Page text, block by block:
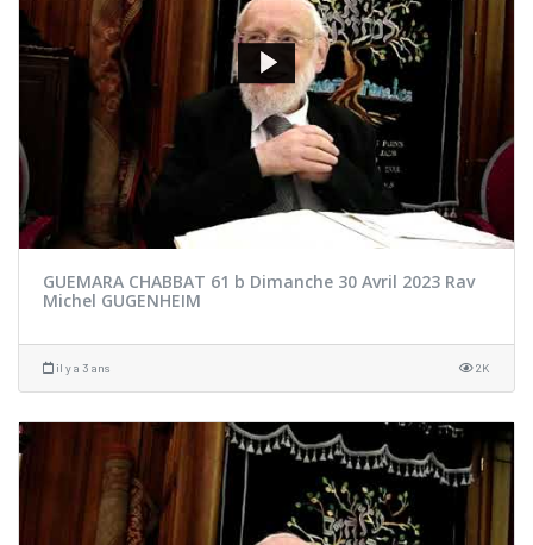
GUEMARA CHABBAT 61 b Dimanche 30 Avril 2023 Rav
Michel GUGENHEIM
il y a 3 ans 2K